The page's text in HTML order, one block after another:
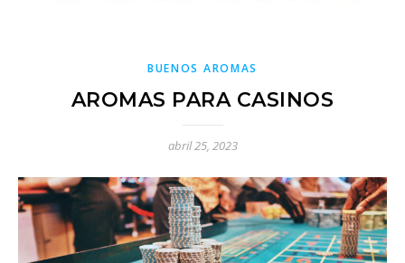
BUENOS AROMAS
AROMAS PARA CASINOS
abril 25, 2023